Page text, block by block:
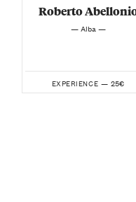
Roberto
— Alba —
EXPERIENCE — 25€